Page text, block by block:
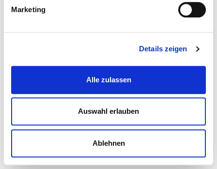
Marketing
Details zeigen
Alle zulassen
Auswahl erlauben
Ablehnen